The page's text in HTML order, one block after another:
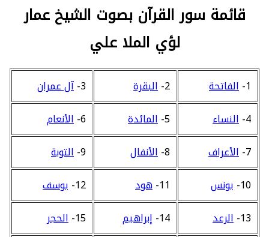
قائمة سور القرآن بصوت الشيخ عمار
لؤي الملا علي
1- الفاتحة 2- البقرة 3- آل عمران
4- النساء 5- المائدة 6- الأنعام
7- الأعراف 8- الأنفال 9- التوبة
10- يونس 11- هود 12- يوسف
13- الرعد 14- إبراهيم 15- الحجر